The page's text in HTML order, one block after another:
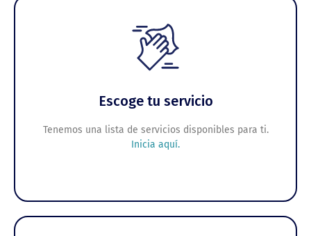
Escoge tu servicio
Tenemos una lista de servicios disponibles para ti.
Inicia aquí.